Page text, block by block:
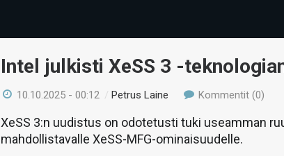
Intel julkisti XeSS 3 -
10.10.2025 - 00:12 /Petrus Laine Kommentit (0)
XeSS 3:n uudistus on odotetusti tuki useamman
mahdollistavalle XeSS-MFG-ominaisuudelle.